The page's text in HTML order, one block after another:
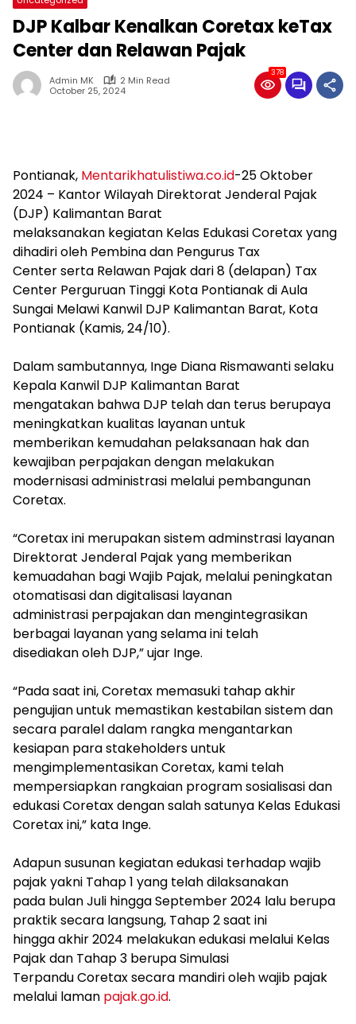
DJP Kalbar Kenalkan Coretax keTax
Center dan Relawan Pajak
Admin MK
2 Min Read
October 25, 2024
378
Pontianak, Mentarikhatulistiwa.co.id-25 Oktober
2024 – Kantor Wilayah Direktorat Jenderal Pajak
(DJP) Kalimantan Barat
melaksanakan kegiatan Kelas Edukasi Coretax yang
dihadiri oleh Pembina dan Pengurus Tax
Center serta Relawan Pajak dari 8 (delapan) Tax
Center Perguruan Tinggi Kota Pontianak di Aula
Sungai Melawi Kanwil DJP Kalimantan Barat, Kota
Pontianak (Kamis, 24/10).
Dalam sambutannya, Inge Diana Rismawanti selaku
Kepala Kanwil DJP Kalimantan Barat
mengatakan bahwa DJP telah dan terus berupaya
meningkatkan kualitas layanan untuk
memberikan kemudahan pelaksanaan hak dan
kewajiban perpajakan dengan melakukan
modernisasi administrasi melalui pembangunan
Coretax.
“Coretax ini merupakan sistem adminstrasi layanan
Direktorat Jenderal Pajak yang memberikan
kemuadahan bagi Wajib Pajak, melalui peningkatan
otomatisasi dan digitalisasi layanan
administrasi perpajakan dan mengintegrasikan
berbagai layanan yang selama ini telah
disediakan oleh DJP,” ujar Inge.
“Pada saat ini, Coretax memasuki tahap akhir
pengujian untuk memastikan kestabilan sistem dan
secara paralel dalam rangka mengantarkan
kesiapan para stakeholders untuk
mengimplementasikan Coretax, kami telah
mempersiapkan rangkaian program sosialisasi dan
edukasi Coretax dengan salah satunya Kelas Edukasi
Coretax ini,” kata Inge.
Adapun susunan kegiatan edukasi terhadap wajib
pajak yakni Tahap 1 yang telah dilaksanakan
pada bulan Juli hingga September 2024 lalu berupa
praktik secara langsung, Tahap 2 saat ini
hingga akhir 2024 melakukan edukasi melalui Kelas
Pajak dan Tahap 3 berupa Simulasi
Terpandu Coretax secara mandiri oleh wajib pajak
melalui laman pajak.go.id.